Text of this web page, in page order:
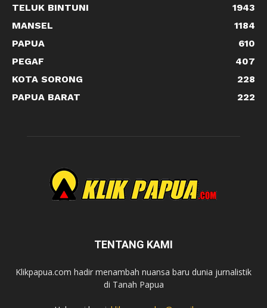
TELUK BINTUNI
1943
MANSEL
1184
PAPUA
610
PEGAF
407
KOTA SORONG
228
PAPUA BARAT
222
TENTANG KAMI
Klikpapua.com hadir menambah nuansa baru dunia jurnalistik
di Tanah Papua